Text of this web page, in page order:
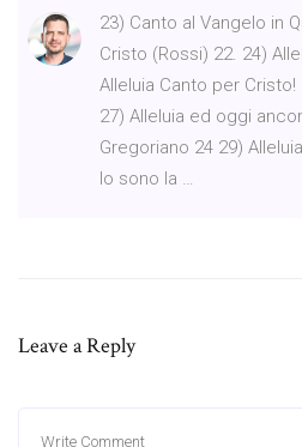
23) Canto al Vangelo in
Cristo (Rossi) 22. 24)
Alleluia Canto per
27) Alleluia ed oggi
Gregoriano 24 29)
Io sono la …
Leave a Reply